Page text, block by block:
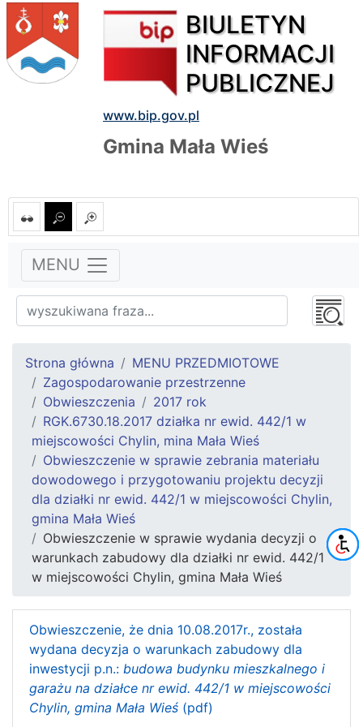
BIULETYN
INFORMACJI
PUBLICZNEJ
www.bip.gov.pl
Gmina Mała Wieś
MENU
Strona główna
MENU PRZEDMIOTOWE
Zagospodarowanie przestrzenne
Obwieszczenia
2017 rok
RGK.6730.18.2017 działka nr ewid. 442/1 w
miejscowości Chylin, mina Mała Wieś
Obwieszczenie w sprawie zebrania materiału
dowodowego i przygotowaniu projektu decyzji
dla działki nr ewid. 442/1 w miejscowości Chylin,
gmina Mała Wieś
Obwieszczenie w sprawie wydania decyzji o
warunkach zabudowy dla działki nr ewid. 442/1
w miejscowości Chylin, gmina Mała Wieś
Obwieszczenie, że dnia 10.08.2017r., została
wydana decyzja o warunkach zabudowy dla
inwestycji p.n.: budowa budynku mieszkalnego i
garażu na działce nr ewid. 442/1 w miejscowości
Chylin, gmina Mała Wieś (pdf)